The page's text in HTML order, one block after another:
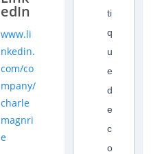
edIn
www.li
nkedin.
com/co
mpany/
charle
magnri
e
ti
q
u
e
d
e
c
o